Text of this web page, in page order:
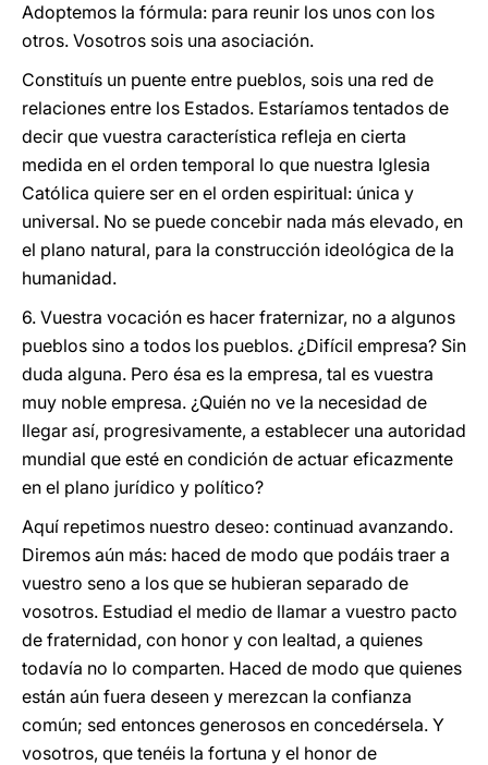
Adoptemos la fórmula: para reunir los unos con los
otros. Vosotros sois una asociación.
Constituís un puente entre pueblos, sois una red de
relaciones entre los Estados. Estaríamos tentados de
decir que vuestra característica refleja en cierta
medida en el orden temporal lo que nuestra Iglesia
Católica quiere ser en el orden espiritual: única y
universal. No se puede concebir nada más elevado, en
el plano natural, para la construcción ideológica de la
humanidad.
6. Vuestra vocación es hacer fraternizar, no a algunos
pueblos sino a todos los pueblos. ¿Difícil empresa? Sin
duda alguna. Pero ésa es la empresa, tal es vuestra
muy noble empresa. ¿Quién no ve la necesidad de
llegar así, progresivamente, a establecer una autoridad
mundial que esté en condición de actuar eficazmente
en el plano jurídico y político?
Aquí repetimos nuestro deseo: continuad avanzando.
Diremos aún más: haced de modo que podáis traer a
vuestro seno a los que se hubieran separado de
vosotros. Estudiad el medio de llamar a vuestro pacto
de fraternidad, con honor y con lealtad, a quienes
todavía no lo comparten. Haced de modo que quienes
están aún fuera deseen y merezcan la confianza
común; sed entonces generosos en concedérsela. Y
vosotros, que tenéis la fortuna y el honor de